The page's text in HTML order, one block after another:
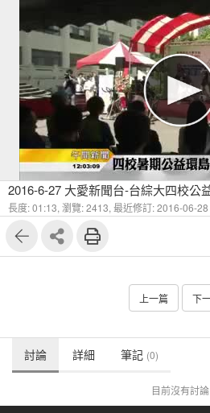
2016-6-27 大愛新聞台-台綜大四校公
長度: 01:13, 瀏覽: 2413, 最近修訂: 2016-06-28
上一篇 下
討論 詳細 筆記 (0)
目前沒有討論